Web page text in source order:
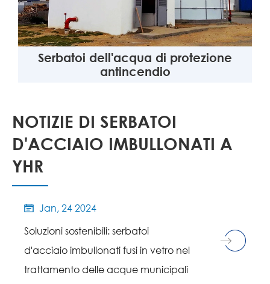
Serbatoi dell'acqua di protezione
antincendio
NOTIZIE DI SERBATOI
D'ACCIAIO IMBULLONATI A
YHR

Jan, 24 2024
Soluzioni sostenibili: serbatoi
d'acciaio imbullonati fusi in vetro nel
trattamento delle acque municipali